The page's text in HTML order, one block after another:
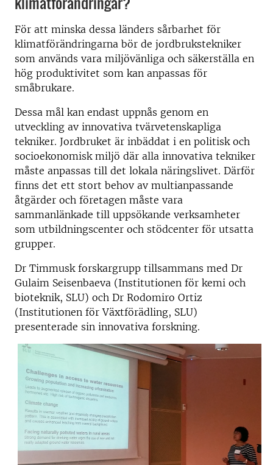
För att minska dessa länders sårbarhet för
klimatförändringarna bör de jordbrukstekniker
som används vara miljövänliga och säkerställa en
hög produktivitet som kan anpassas för
småbrukare.
Dessa mål kan endast uppnås genom en
utveckling av innovativa tvärvetenskapliga
tekniker. Jordbruket är inbäddat i en politisk och
socioekonomisk miljö där alla innovativa tekniker
måste anpassas till det lokala näringslivet. Därför
finns det ett stort behov av multianpassande
åtgärder och företagen måste vara
sammanlänkade till uppsökande verksamheter
som utbildningscenter och stödcenter för utsatta
grupper.
Dr Timmusk forskargrupp tillsammans med Dr
Gulaim Seisenbaeva (Institutionen för kemi och
bioteknik, SLU) och Dr Rodomiro Ortiz
(Institutionen för Växtförädling, SLU)
presenterade sin innovativa forskning.